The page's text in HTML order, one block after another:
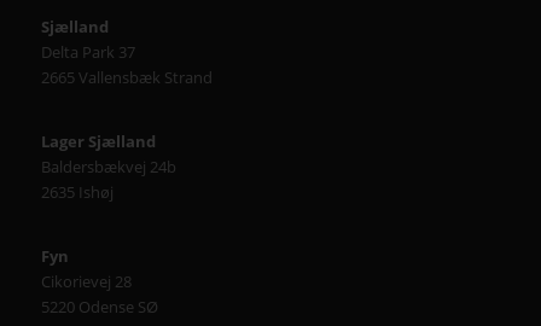
Sjælland
Delta Park 37
2665 Vallensbæk Strand
Lager Sjælland
Baldersbækvej 24b
2635 Ishøj
Fyn
Cikorievej 28
5220 Odense SØ